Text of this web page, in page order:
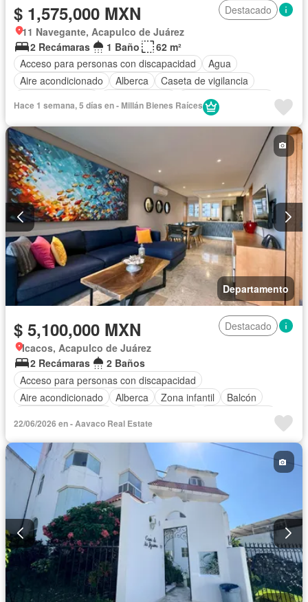
$ 1,575,000 MXN
Destacado
11 Navegante, Acapulco de Juárez
2 Recámaras
1 Baño
62 m²
Acceso para personas con discapacidad
Agua
Aire acondicionado
Alberca
Caseta de vigilancia
Cuarto de Limpieza
Jardín
Recámara con closet
Televisión por cable
Wifi
Zonas verdes
Hace 1 semana, 5 días en - Millán Bienes Raíces
Departamento
$ 5,100,000 MXN
Destacado
Icacos, Acapulco de Juárez
2 Recámaras
2 Baños
Acceso para personas con discapacidad
Aire acondicionado
Alberca Zona infantil
Balcón
Cuarto de servicio
Elevador
Gimnasio
Jacuzzi
Jardín Recámara con closet
Sala polivalente
Seguridad
Vista panorámica Completamente amueblado
22/06/2026 en - Aavaco Real Estate